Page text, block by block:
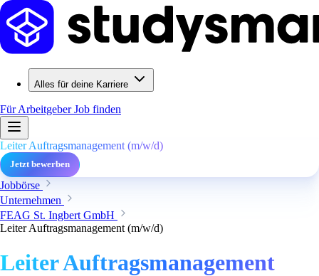
Alles für deine Karriere
Für ArbeitgeberJob finden
Leiter Auftragsmanagement (m/w/d)
Jetzt bewerben
Jobbörse
Unternehmen
FEAG St. Ingbert GmbH
Leiter Auftragsmanagement (m/w/d)
Leiter Auftragsmanagement